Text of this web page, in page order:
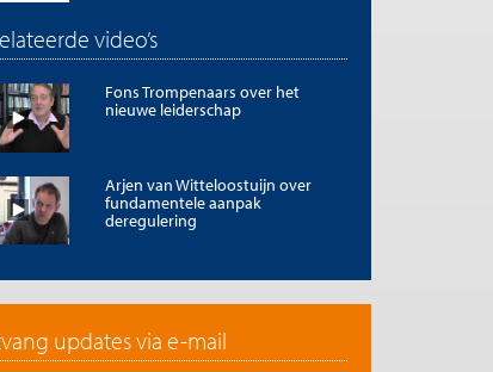
video’s
Fons Trompenaars over het
nieuwe leiderschap
Arjen van Witteloostuijn over
fundamentele aanpak
deregulering
updates via e-mail